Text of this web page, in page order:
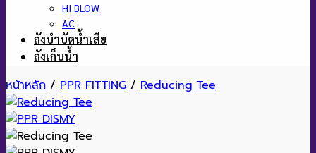
HI BLOW
AC
ถังบำบัดน้ำเสีย
ถังเก็บน้ำ
หน้าหลัก / PPR FITTING / Reducing Tee